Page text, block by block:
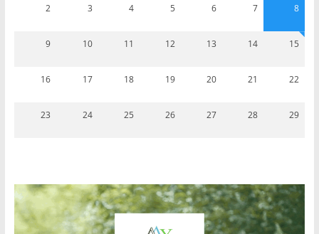
2 3 4 5 6 7 8
9 10 11 12 13 14 15
16 17 18 19 20 21 22
23 24 25 26 27 28 29